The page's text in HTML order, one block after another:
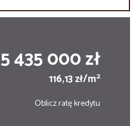
5 435 000 zł
116,13 zł/m2
Oblicz ratę kredytu